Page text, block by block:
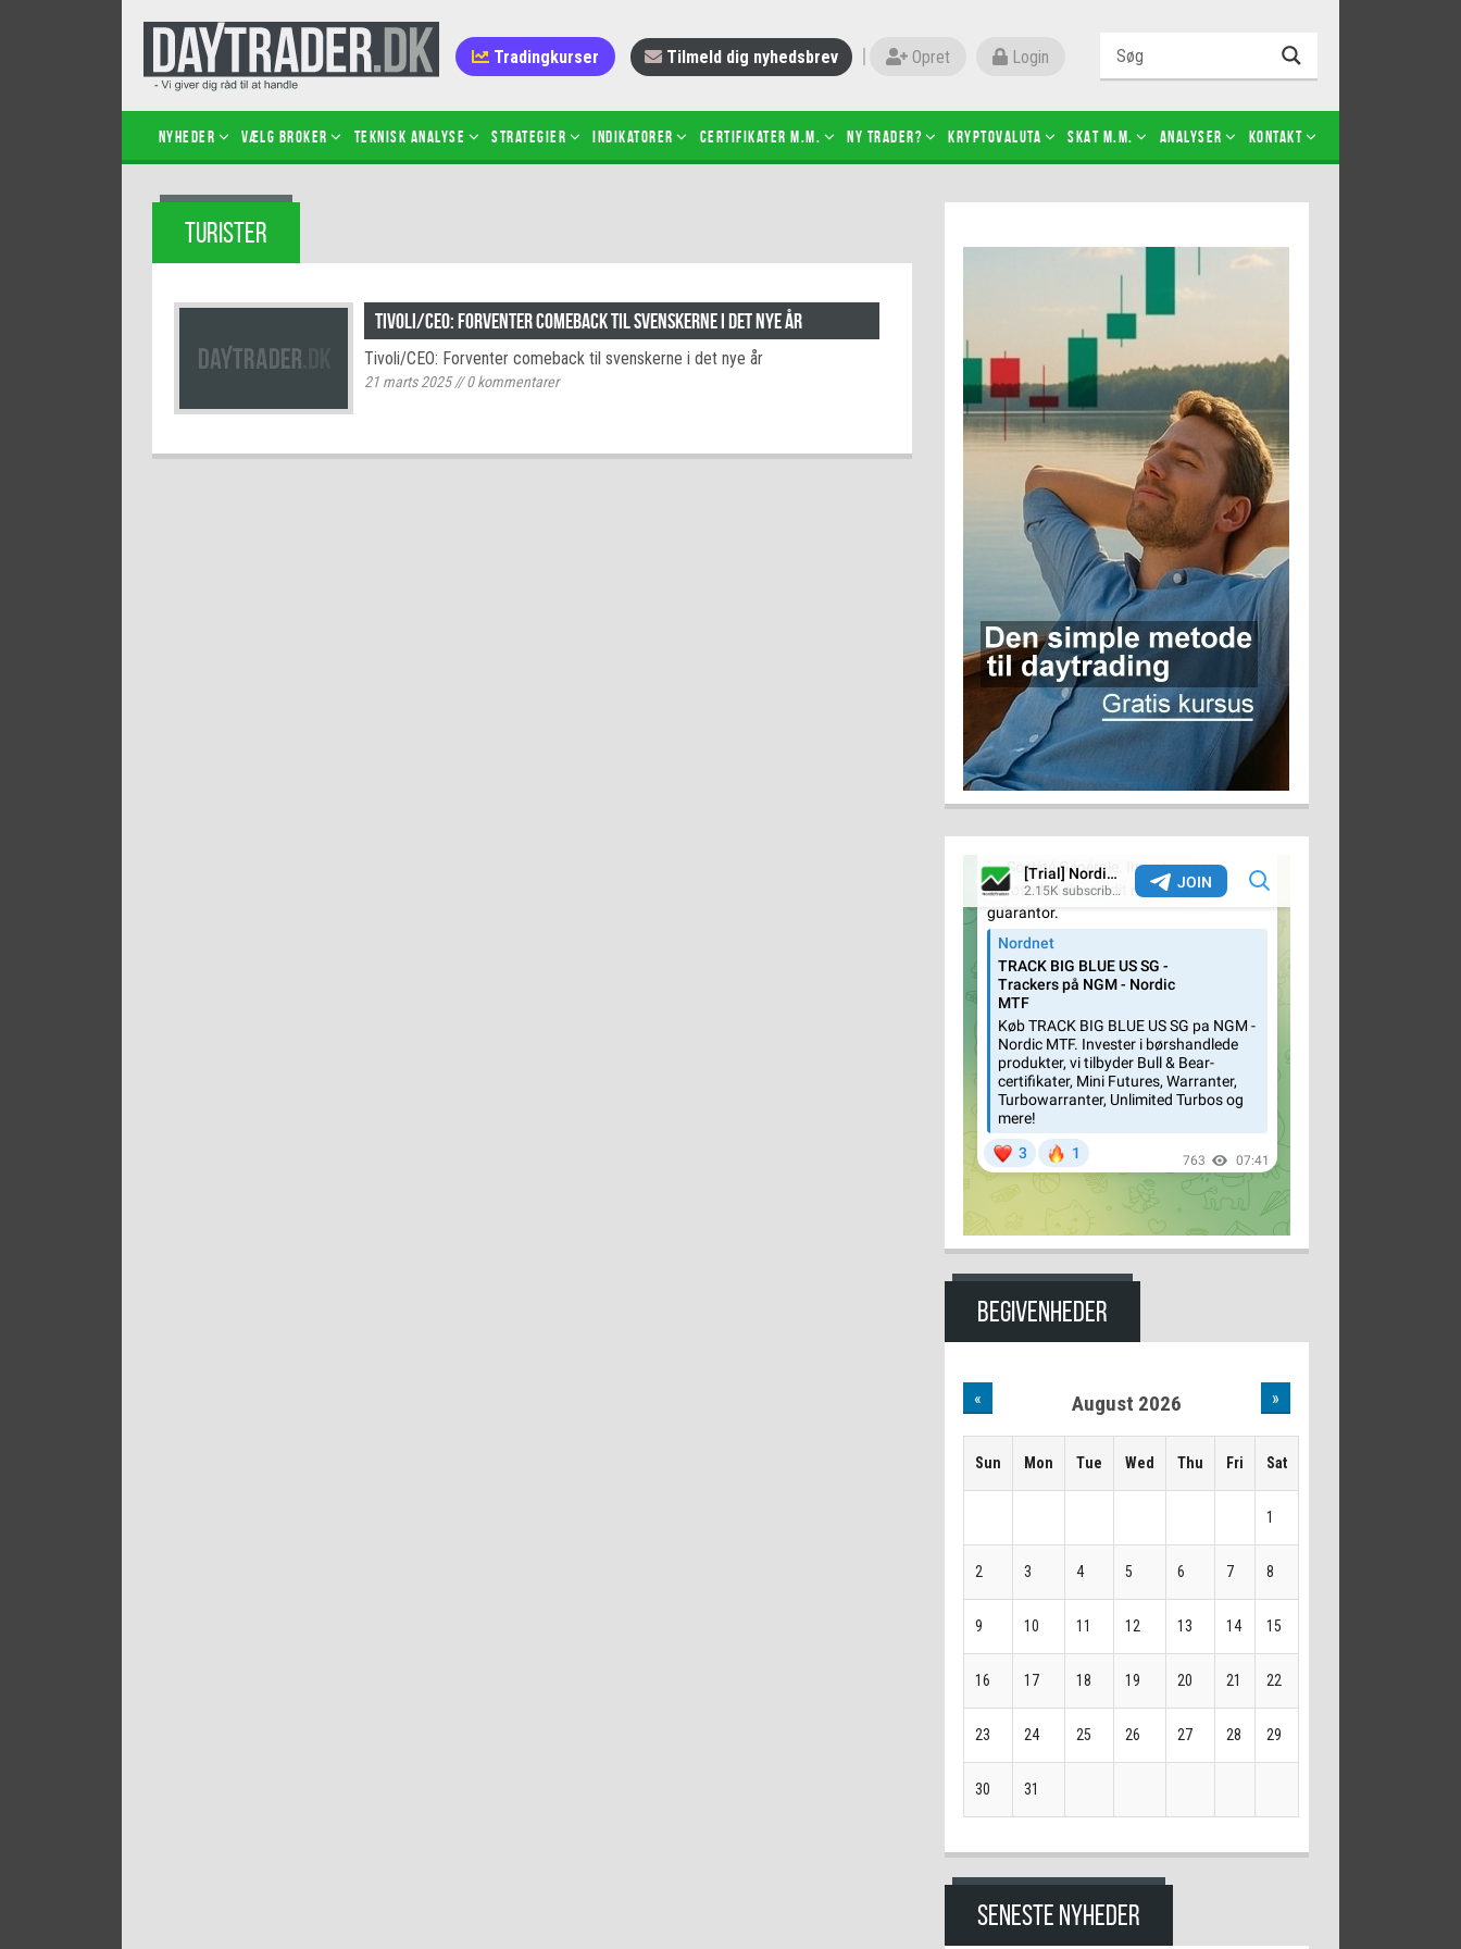
Tradingkurser Tilmeld dig nyhedsbrev Opret Login
Nyheder Vælg broker Teknisk analyse Strategier Indikatorer Certifikater m.m. Ny trader?
Sådan bruges stop-loss
Hvad sætter du på spil ved CFD-
handel?
Sådan fungerer BULL & BEAR-
Det betyder de nye ESMA-regler
Shortselling
Gearing af aktier – hvad er det?
Futures-kontrakter
Kopier Jeppe Kirk Bonde
Kryptovaluta SKAT m.m. Analyser Kontakt
TURISTER
Tivoli/CEO: Forventer comeback til svenskerne i det nye år
Tivoli/CEO: Forventer comeback til svenskerne i det nye år
21 marts 2025//0kommentarer
BEGIVENHEDER
« August 2026 »
Sun Mon Tue Wed Thu Fri Sat
1
2 3 4 5 6 7 8
9 10 11 12 13 14 15
16 17 18 19 20 21 22
23 24 25 26 27 28 29
30 31
SENESTE NYHEDER